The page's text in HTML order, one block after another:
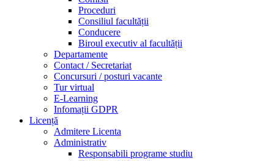
Proceduri
Consiliul facultății
Conducere
Biroul executiv al facultății
Departamente
Contact / Secretariat
Concursuri / posturi vacante
Tur virtual
E-Learning
Infomații GDPR
Licență
Admitere Licenta
Administrativ
Responsabili programe studiu